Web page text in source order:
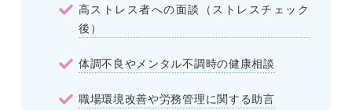
高ストレス者への面談（ストレスチェック
後）
体調不良やメンタル不調時の健康相談
職場環境改善や労務管理に関する助言